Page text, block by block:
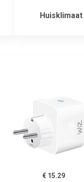
Huisklimaat
€ 15.29